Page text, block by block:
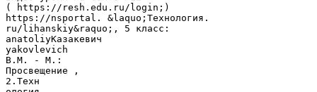
( https://resh.edu.ru/login;)
https://nsportal. &laquo;Технология.
ru/lihanskiy&raquo;, 5 класс:
anatoliyКазакевич
yakovlevich
В.М. - М.:
Просвещение ,
2.Техн